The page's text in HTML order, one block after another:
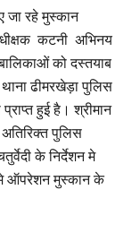
जा रहे मुस्कान
कटनी अभिनय
बालिकाओं को दस्तयाब
ढीमरखेड़ा पुलिस
हुई है। श्रीमान
अतिरिक्त पुलिस
के निर्देशन मे
मे ऑपरेशन मुस्कान के